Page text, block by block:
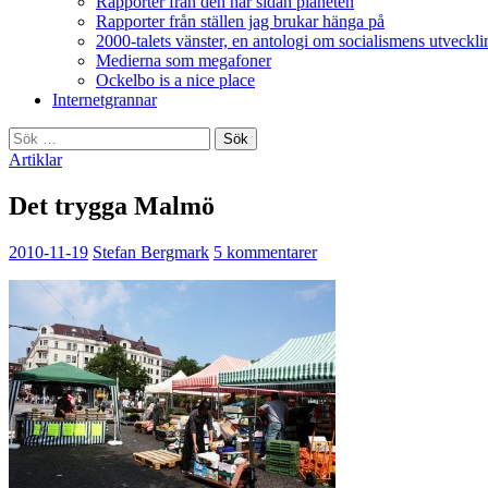
Rapporter från ställen jag brukar hänga på
2000-talets vänster, en antologi om socialismens
Medierna som megafoner
Ockelbo is a nice place
Internetgrannar
Sök
efter:
Artiklar
Det trygga Malmö
2010-11-19 Stefan Bergmark 5 kommentarer